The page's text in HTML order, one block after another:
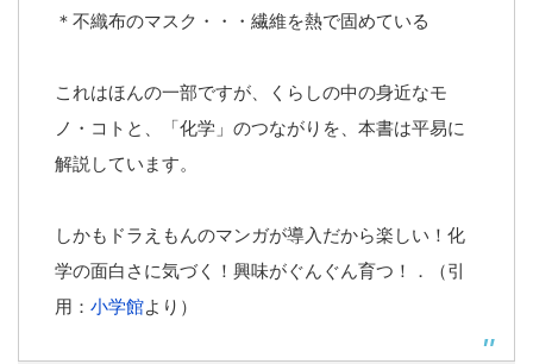
＊不織布のマスク・・・繊維を熱で固めている
これはほんの一部ですが、くらしの中の身近なモ
ノ・コトと、「化学」のつながりを、本書は平易に
解説しています。
しかもドラえもんのマンガが導入だから楽しい！化
学の面白さに気づく！興味がぐんぐん育つ！．（引
用： 小学館より）